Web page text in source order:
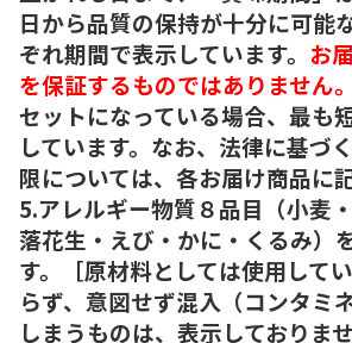
日から品質の保持が十分に可能
ぞれ期間で表示しています。 お
を保証するものではありません。
セットになっている場合、最も
しています。なお、法律に基づ
限については、各お届け商品に
5.アレルギー物質８品目（小麦
落花生・えび・かに・くるみ）
す。［原材料としては使用して
らず、意図せず混入（コンタミ
しまうものは、表示しておりま